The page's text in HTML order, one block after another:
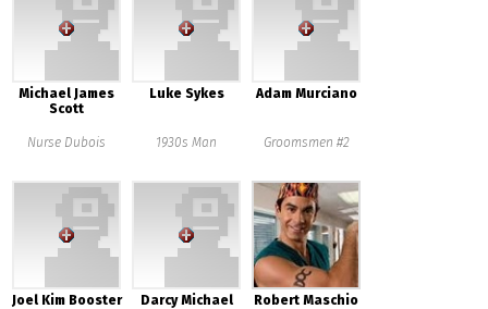
Michael James
Scott
Nurse Dubois
Luke Sykes
1930s Man
Adam Murciano
Groomsmen #2
Joel Kim Booster Darcy Michael Robert Maschio